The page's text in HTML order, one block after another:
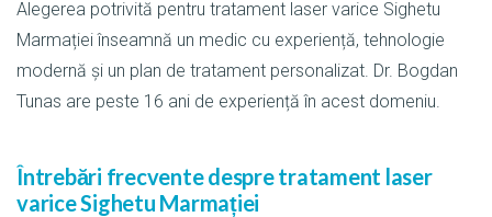
Alegerea potrivită pentru tratament laser varice Sighetu
Marmației înseamnă un medic cu experiență, tehnologie
modernă și un plan de tratament personalizat. Dr. Bogdan
Tunas are peste 16 ani de experiență în acest domeniu.
Întrebări frecvente despre tratament laser
varice Sighetu Marmației